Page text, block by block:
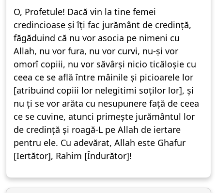
O, Profetule! Dacă vin la tine femei
credincioase și îți fac jurământ de credință,
făgăduind că nu vor asocia pe nimeni cu
Allah, nu vor fura, nu vor curvi, nu-și vor
omorî copiii, nu vor săvârși nicio ticăloșie cu
ceea ce se află între mâinile și picioarele lor
[atribuind copiii lor nelegitimi soților lor], și
nu ți se vor arăta cu nesupunere față de ceea
ce se cuvine, atunci primește jurământul lor
de credință și roagă-L pe Allah de iertare
pentru ele. Cu adevărat, Allah este Ghafur
[Iertător], Rahim [Îndurător]!